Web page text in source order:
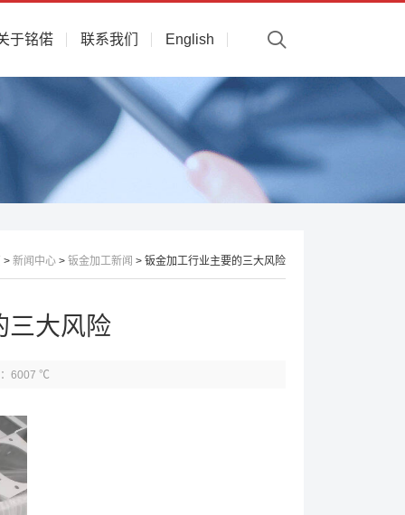
于铭偌 联系我们 English
> 新闻中心 > 钣金加工新闻 > 钣金加工行业主要的三大风险
三大风险
6007 ℃